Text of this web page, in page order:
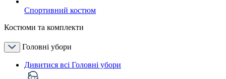
Спортивний костюм
Костюми та комплекти
Головні убори
Дивитися всі Головні убори